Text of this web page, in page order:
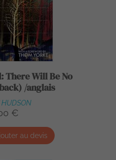
There Will Be No
/anglais
HUDSON
€
au devis